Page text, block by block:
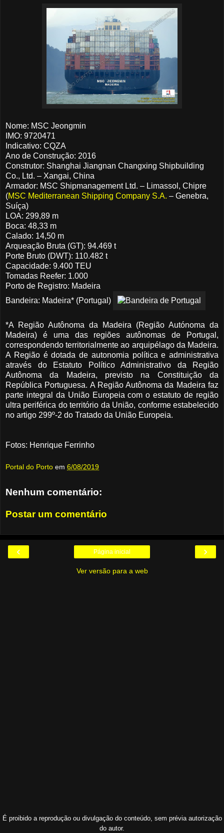
Nome: MSC Jeongmin
IMO: 9720471
Indicativo: CQZA
Ano de Construção: 2016
Construtor: Shanghai Jiangnan Changxing Shipbuilding
Co., Ltd. – Xangai, China
Armador: MSC Shipmanagement Ltd. – Limassol, Chipre
(MSC Mediterranean Shipping Company S.A. – Genebra,
Suíça)
LOA: 299,89 m
Boca: 48,33 m
Calado: 14,50 m
Arqueação Bruta (GT): 94.469 t
Porte Bruto (DWT): 110.482 t
Capacidade: 9.400 TEU
Tomadas Reefer: 1.000
Porto de Registro: Madeira
Bandeira: Madeira* (Portugal)
*A Região Autônoma da Madeira (Região Autónoma da
Madeira) é uma das regiões autônomas de Portugal,
correspondendo territorialmente ao arquipélago da Madeira.
A Região é dotada de autonomia política e administrativa
através do Estatuto Político Administrativo da Região
Autônoma da Madeira, previsto na Constituição da
República Portuguesa. A Região Autônoma da Madeira faz
parte integral da União Europeia com o estatuto de região
ultra periférica do território da União, conforme estabelecido
no artigo 299º-2 do Tratado da União Europeia.
Fotos: Henrique Ferrinho
Portal do Porto em 6/08/2019
Nenhum comentário:
Postar um comentário
‹ ›
Página inicial
Ver versão para a web
É proibido a reprodução ou divulgação do conteúdo, sem prévia autorização
do autor.